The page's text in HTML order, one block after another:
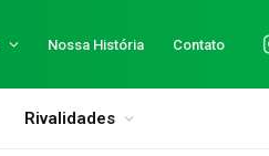
Nossa História Contato
Rivalidades